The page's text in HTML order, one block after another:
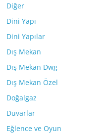
Diğer
Dini Yapı
Dini Yapılar
Dış Mekan
Dış Mekan Dwg
Dış Mekan Özel
Doğalgaz
Duvarlar
Eğlence ve Oyun